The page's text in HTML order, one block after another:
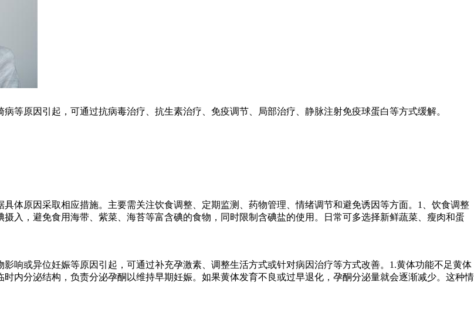
等原因引起，可通过抗病毒治疗、抗生素治疗、免疫调节、局部治疗、静脉注射免疫球蛋白等方式缓解。
体原因采取相应措施。主要需关注饮食调整、定期监测、药物管理、情绪调节和避免诱因等方面。1、饮食调整
入，避免食用海带、紫菜、海苔等富含碘的食物，同时限制含碘盐的使用。日常可多选择新鲜蔬菜、瘦肉和蛋
响或异位妊娠等原因引起，可通过补充孕激素、调整生活方式或针对病因治疗等方式改善。1.黄体功能不足黄体
内分泌结构，负责分泌孕酮以维持早期妊娠。如果黄体发育不良或过早退化，孕酮分泌量就会逐渐减少。这种情